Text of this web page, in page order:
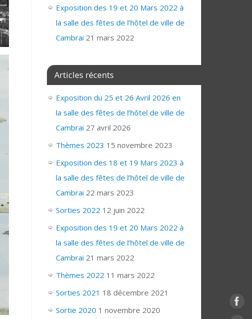
Exposition des 19 et 20 Mars 2022 à
la salle des fêtes de l’hôtel de ville de
Cambrai 21 mars 2022
Articles récents
Exposition du 25 et 26 Avril 2026 en
la salle des fêtes de l’hôtel de ville de
Cambrai 27 avril 2026
Thèmes 2023 15 novembre 2023
Exposition des 18 et 19 Mars 2023 à
la salle des fêtes de l’hôtel de ville de
Cambrai 22 mars 2023
Sorties 2022 12 juin 2022
Exposition des 19 et 20 Mars 2022 à
la salle des fêtes de l’hôtel de ville de
Cambrai 21 mars 2022
Thèmes 2022 11 mars 2022
Sorties 2021 18 décembre 2021
Sortie 2020 1 novembre 2020